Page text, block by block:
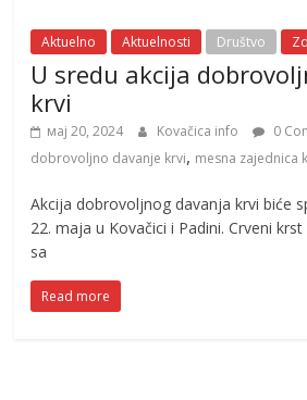
Aktuelno Aktuelnosti Društvo
U sredu akcija
krvi
мај 20, 2024 Kovačica info
0
dobrovoljno davanje krvi, mesna zajednica
Akcija dobrovoljnog davanja krvi biće
22. maja u Kovačici i Padini. Crveni
sa
Read more